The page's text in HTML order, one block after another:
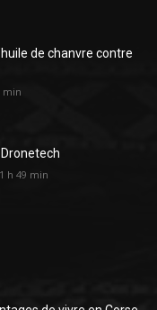
de chanvre contre
min
h 49 min